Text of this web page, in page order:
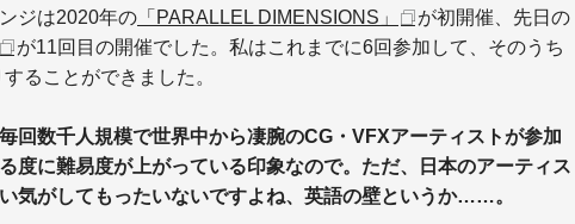
ジは2020年の 「PARALLEL DIMENSIONS」
が初開催、先日の
が11回目の開催でした。私はこれまでに6回参加して、そのうち
ることができました。
数千人規模で世界中から凄腕のCG・VFXアーティストが参加
度に難易度が上がっている印象なので。ただ、日本のアーティス
気がしてもったいないですよね、英語の壁というか……。